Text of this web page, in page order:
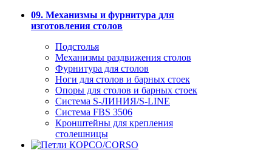
09. Механизмы и фурнитура для
изготовления столов
Подстолья
Механизмы раздвижения столов
Фурнитура для столов
Ноги для столов и барных стоек
Опоры для столов и барных стоек
Система S-ЛИНИЯ/S-LINE
Система FBS 3506
Кронштейны для крепления
столешницы